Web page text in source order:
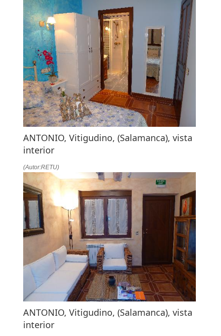
ANTONIO, Vitigudino, (Salamanca), vista
interior
(Autor:RETU)
ANTONIO, Vitigudino, (Salamanca), vista
interior